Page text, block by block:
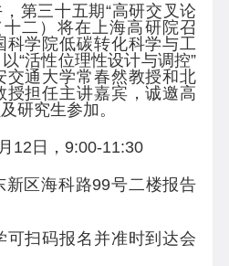
，第三十五期“高研交叉论
二）将在上海高研院召
科学院低碳转化科学与工
以“活性位理性设计与调控”
交通大学常春然教授和北
授担任主讲嘉宾，诚邀高
研究生参加。
12日， 9:00-11:30
新区海科路99号二楼报告
可扫码报名并准时到达会